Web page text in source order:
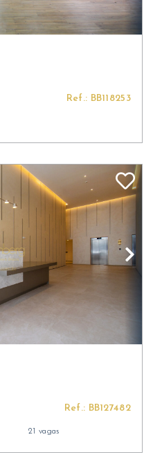
Ref.: BB118253
Ref.: BB127482
21 vagas